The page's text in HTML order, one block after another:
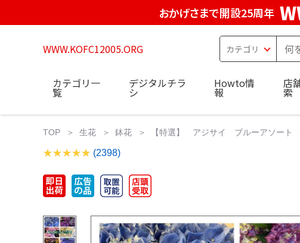
おかげさまで開設25周年
WWW.KOFC12005.ORG
カテゴリ一
覧
デジタルチラ
シ
Howto情
報
店
索
TOP 生花 鉢花 【特選】 アジサイ ブルーアソート
(2398)